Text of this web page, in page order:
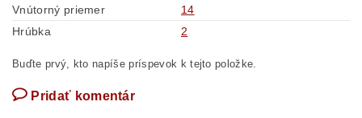
Vnútorný priemer
14
Hrúbka
2
Buďte prvý, kto napíše príspevok k tejto položke.
Pridať komentár